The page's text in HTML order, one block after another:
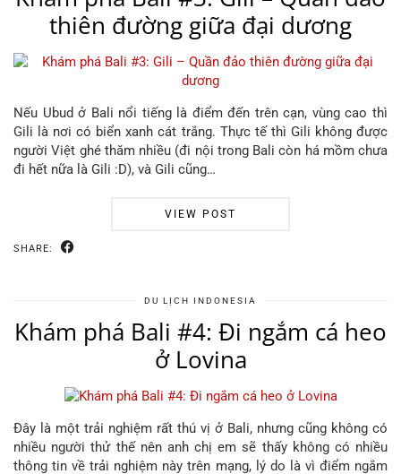
thiên đường giữa đại dương
Nếu Ubud ở Bali nổi tiếng là điểm đến trên cạn, vùng cao thì
Gili là nơi có biển xanh cát trắng. Thực tế thì Gili không được
người Việt ghé thăm nhiều (đi nội trong Bali còn há mồm chưa
đi hết nữa là Gili :D), và Gili cũng…
VIEW POST
SHARE:
DU LỊCH INDONESIA
Khám phá Bali #4: Đi ngắm cá heo
ở Lovina
Đây là một trải nghiệm rất thú vị ở Bali, nhưng cũng không có
nhiều người thử thế nên anh chị em sẽ thấy không có nhiều
thông tin về trải nghiệm này trên mạng, lý do là vì điểm ngắm